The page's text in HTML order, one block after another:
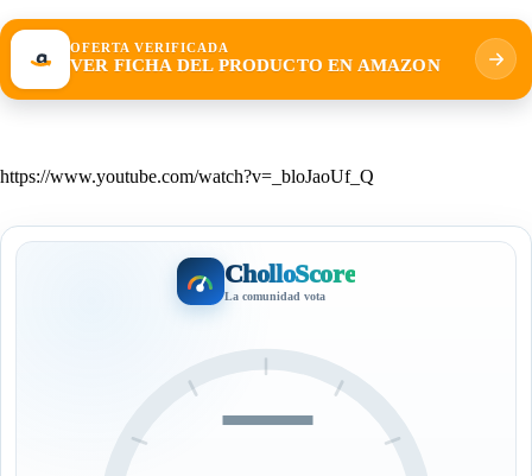
OFERTA VERIFICADA
VER FICHA DEL PRODUCTO EN AMAZON
https://www.youtube.com/watch?v=_bloJaoUf_Q
CholloScore
La comunidad vota
—